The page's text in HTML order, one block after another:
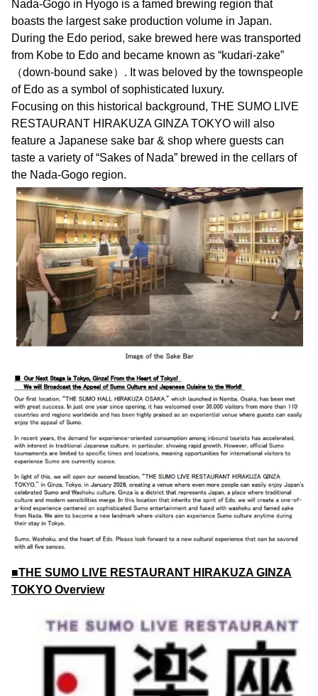
Nada-Gogo in Hyogo is a famed brewing region that
boasts the largest sake production volume in Japan.
During the Edo period, sake brewed here was transported
from Kobe to Edo and became known as “kudari-zake”
（down-bound sake）. It was beloved by the townspeople
of Edo as a symbol of sophisticated luxury.
Focusing on this historical background, THE SUMO LIVE
RESTAURANT HIRAKUZA GINZA TOKYO will also
feature a Japanese sake bar & shop where guests can
taste a variety of “Sakes of Nada” brewed in the cellars of
the Nada-Gogo region.
■THE SUMO LIVE RESTAURANT HIRAKUZA GINZA
TOKYO Overview